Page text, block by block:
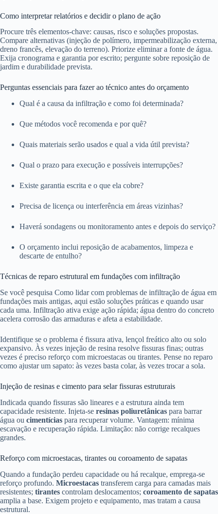
Como interpretar relatórios e decidir o plano de ação
Procure três elementos-chave: causas, risco e soluções propostas.
Compare alternativas (injeção de polímero, impermeabilização externa,
dreno francês, elevação do terreno). Priorize eliminar a fonte de água.
Exija cronograma e garantia por escrito; pergunte sobre reposição de
jardim e durabilidade prevista.
Perguntas essenciais para fazer ao técnico antes do orçamento
Qual é a causa da infiltração e como foi determinada?
Que métodos você recomenda e por quê?
Quais materiais serão usados e qual a vida útil prevista?
Qual o prazo para execução e possíveis interrupções?
Existe garantia escrita e o que ela cobre?
Precisa de licença ou interferência em áreas vizinhas?
Haverá sondagens ou monitoramento antes e depois do serviço?
O orçamento inclui reposição de acabamentos, limpeza e
descarte de entulho?
Técnicas de reparo estrutural em fundações com infiltração
Se você pesquisa Como lidar com problemas de infiltração de água em
fundações mais antigas, aqui estão soluções práticas e quando usar
cada uma. Infiltração ativa exige ação rápida; água dentro do concreto
acelera corrosão das armaduras e afeta a estabilidade.
Identifique se o problema é fissura ativa, lençol freático alto ou solo
expansivo. Às vezes injeção de resina resolve fissuras finas; outras
vezes é preciso reforço com microestacas ou tirantes. Pense no reparo
como ajustar um sapato: às vezes basta colar, às vezes trocar a sola.
Injeção de resinas e cimento para selar fissuras estruturais
Indicada quando fissuras são lineares e a estrutura ainda tem
capacidade resistente. Injeta-se resinas poliuretânicas para barrar
água ou cimentícias para recuperar volume. Vantagem: mínima
escavação e recuperação rápida. Limitação: não corrige recalques
grandes.
Reforço com microestacas, tirantes ou coroamento de sapatas
Quando a fundação perdeu capacidade ou há recalque, emprega-se
reforço profundo. Microestacas transferem carga para camadas mais
resistentes; tirantes controlam deslocamentos; coroamento de sapatas
amplia a base. Exigem projeto e equipamento, mas tratam a causa
estrutural.